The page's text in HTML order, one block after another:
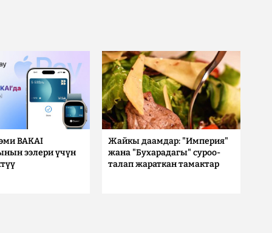
BAKAI
ээлери үчүн
Жайкы даамдар: "Империя"
жана "Бухарадагы" суроо-
талап жараткан тамактар